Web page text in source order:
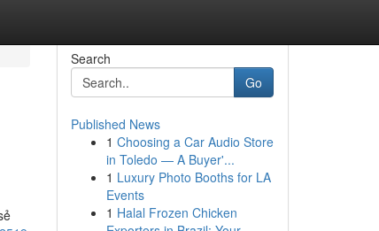
Search
Go
Published News
1 Choosing a Car Audio Store
in Toledo — A Buyer'...
1 Luxury Photo Booths for LA
Events
1 Halal Frozen Chicken